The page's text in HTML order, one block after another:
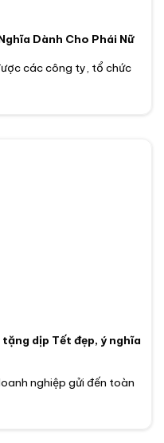
Dành Cho Phái Nữ
các công ty, tổ chức
dịp Tết đẹp, ý nghĩa
nghiệp gửi đến toàn